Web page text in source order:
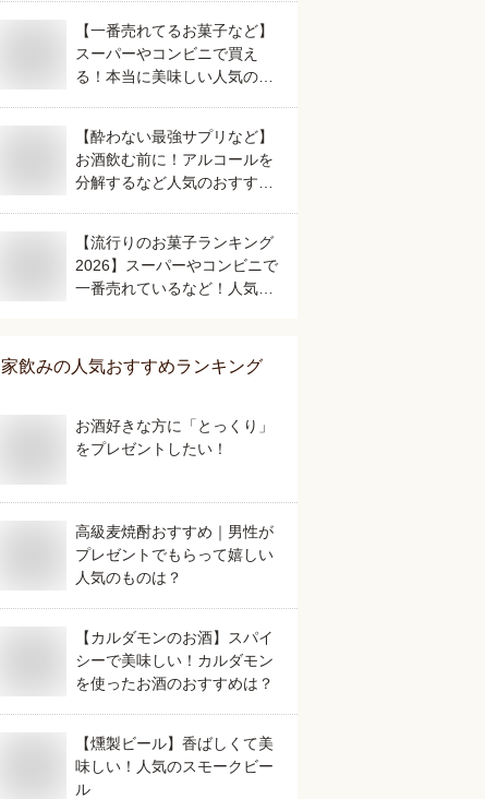
【一番売れてるお菓子など】
スーパーやコンビニで買え
る！本当に美味しい人気のお
【酔わない最強サプリなど】
お酒飲む前に！アルコールを
分解するなど人気のおすすめ
【流行りのお菓子ランキング
2026】スーパーやコンビニで
一番売れているなど！人気の
家飲みの人気おすすめランキング
お酒好きな方に「とっくり」
をプレゼントしたい！
高級麦焼酎おすすめ｜男性が
プレゼントでもらって嬉しい
人気のものは？
【カルダモンのお酒】スパイ
シーで美味しい！カルダモン
を使ったお酒のおすすめは？
【燻製ビール】香ばしくて美
味しい！人気のスモークビー
ル